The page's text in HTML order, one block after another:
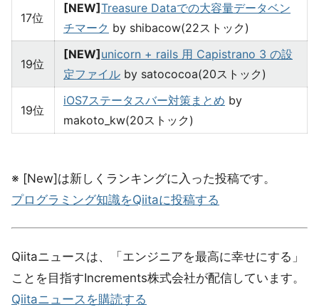
17位
[NEW] Treasure Dataでの大容量データベン
チマーク by shibacow(22ストック)
19位
[NEW] unicorn + rails 用 Capistrano 3 の設
定ファイル by satococoa(20ストック)
19位
iOS7ステータスバー対策まとめ by
makoto_kw(20ストック)
※ [New]は新しくランキングに入った投稿です。
プログラミング知識をQiitaに投稿する
Qiitaニュースは、「エンジニアを最高に幸せにする」
ことを目指すIncrements株式会社が配信しています。
Qiitaニュースを購読する